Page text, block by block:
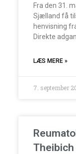
Fra den 31.
Sjælland få
henvisning
Direkte
LÆS MERE »
7. september